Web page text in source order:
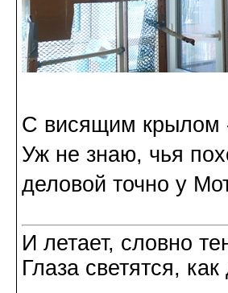
С висящим крылом
Уж не знаю, чья
деловой точно у
И летает, словно
Глаза светятся,